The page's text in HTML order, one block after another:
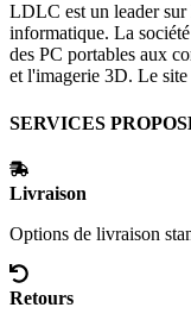
LDLC est un leader sur
informatique. La
des PC portables aux
et l'imagerie 3D. Le site
SERVICES
Livraison
Options de livraison
Retours